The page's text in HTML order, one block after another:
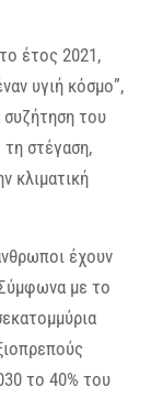
έτος 2021,
υγιή κόσμο”,
συζήτηση του
τη στέγαση,
κλιματική
έχουν
με το
το 40% του